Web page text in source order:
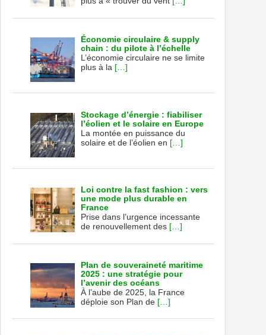
Économie circulaire & supply
chain : du pilote à l’échelle
L’économie circulaire ne se limite
plus à la […]
Stockage d’énergie : fiabiliser
l’éolien et le solaire en Europe
La montée en puissance du
solaire et de l’éolien en […]
Loi contre la fast fashion : vers
une mode plus durable en
France
Prise dans l’urgence incessante
de renouvellement des […]
Plan de souveraineté maritime
2025 : une stratégie pour
l’avenir des océans
À l’aube de 2025, la France
déploie son Plan de […]